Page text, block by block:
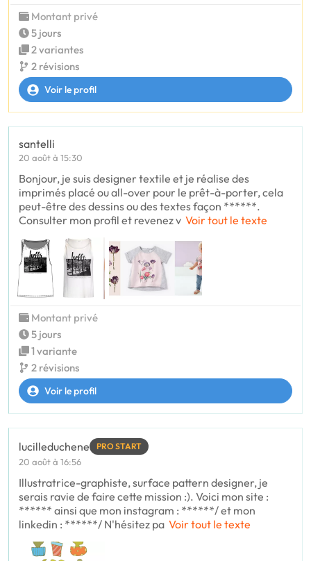
Montant privé
5 jours
2 variantes
2 révisions
Voir le profil
santelli
20 août à 15:30
Bonjour, je suis designer textile et je réalise des
imprimés placé ou all-over pour le prêt-à-porter, cela
peut-être des dessins ou des textes façon ******.
Consulter mon profil et revenez v Voir tout le texte
Montant privé
5 jours
1 variante
2 révisions
Voir le profil
lucilleduchene PRO START
20 août à 16:56
Illustratrice-graphiste, surface pattern designer, je
serais ravie de faire cette mission :). Voici mon site :
****** ainsi que mon instagram : ******/ et mon
linkedin : ******/ N'hésitez pa Voir tout le texte